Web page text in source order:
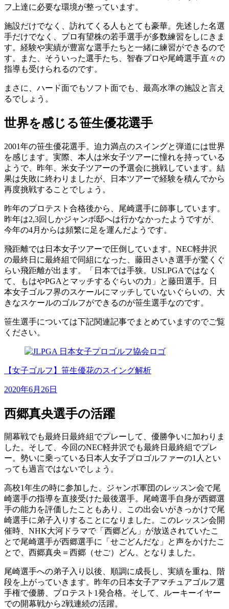
フ上達に必要な環境が整っています。
施設だけでなく、訪れてくる人もとても豪華。先述した名選
手だけでなく、プロ有望株の若手選手が多数練習をしにきま
す。経験や実績が豊富な選手たちと一緒に練習ができるので
す。また、そういった選手たち、智春プロや尾崎選手直々の
指導も受けられるのです。
まさに、ハード面でもソフト面でも、最高水準の施設と言え
るでしょう。
世界を感じる笹生優花選手
2001年の笹生優花選手。迫力満点のスイングと弾道には世界
を感じます。実際、本人は米女子ツアーに憧れを持っている
ようで、昨年、米女子ツアーの予選会に挑戦しています。結
果は失敗に終わりましたが、日本ツアーで経験を積んでから
再度挑戦することでしょう。
昨年のプロテスト合格後から、尾崎選手に師事しています。
昨年は2,3回しかジャンボ邸へは行かなかったようですが、
今年の4月からは頻繁に足を運んだようです。
飛距離では日本女子ツアーで圧倒しています。NEC軽井沢
の最終日に最終組で同組になった、藤田さいき選手が驚くぐ
らい飛距離が出ます。「日本では手狭。USLPGAではなく
て、もはやPGAとマッチするぐらいの力」と藤田選手。日
本女子ゴルフ界のスケールにマッチしていないぐらいの、大
きなスケールのゴルフができるのが笹生選手なのです。
笹生選手については下記関連記事でまとめていますのでご覧
ください。
【女子ゴルフ】笹生優花のスイング解析
2020年6月26日
西郷真央選手の活躍
開幕戦でも最終日最終組でプレーして、優勝争いに加わりま
した。そして、今回のNEC軽井沢でも最終日最終組でプレ
ー。勢いに乗っている日本人女子プロゴルファーの1人とい
っても過言ではないでしょう。
高校1年生の時に参加した、ジャンボ軍団のレッスン会で尾
崎選手の指導を直接受けた最後選手。尾崎選手自身が西郷選
手の能力を評価したこともあり、この出会いがきっかけで尾
崎選手に弟子入りすることになりました。このレッスン会開
催時、NHK大河ドラマで「西郷どん」が放送されていたこ
とで尾崎選手が西郷選手に「せごどんだな」と声をかけたこ
とで、西郷真央＝西郷（せご）どん、となりました。
尾崎選手への弟子入り以後、順調に成長し、実績を重ね、階
段を上がっていきます。昨年の日本女子アマチュアゴルフ選
手権で優勝、プロテスト1発合格。そして、ルーキーイヤー
での開幕戦から2戦連続の活躍。